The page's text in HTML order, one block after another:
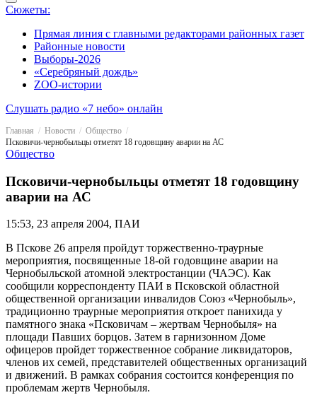
Сюжеты:
Прямая линия с главными редакторами районных газет
Районные новости
Выборы-2026
«Серебряный дождь»
ZOO-истории
Слушать радио «7 небо» онлайн
Главная Новости
Общество
Псковичи-чернобыльцы отметят 18 годовщину аварии на АС
Общество
Псковичи-чернобыльцы отметят 18 годовщину
аварии на АС
15:53, 23 апреля 2004, ПАИ
В Пскове 26 апреля пройдут торжественно-траурные
мероприятия, посвященные 18-ой годовщине аварии на
Чернобыльской атомной электростанции (ЧАЭС). Как
сообщили корреспонденту ПАИ в Псковской областной
общественной организации инвалидов Союз «Чернобыль»,
традиционно траурные мероприятия откроет панихида у
памятного знака «Псковичам – жертвам Чернобыля» на
площади Павших борцов. Затем в гарнизонном Доме
офицеров пройдет торжественное собрание ликвидаторов,
членов их семей, представителей общественных организаций
и движений. В рамках собрания состоится конференция по
проблемам жертв Чернобыля.